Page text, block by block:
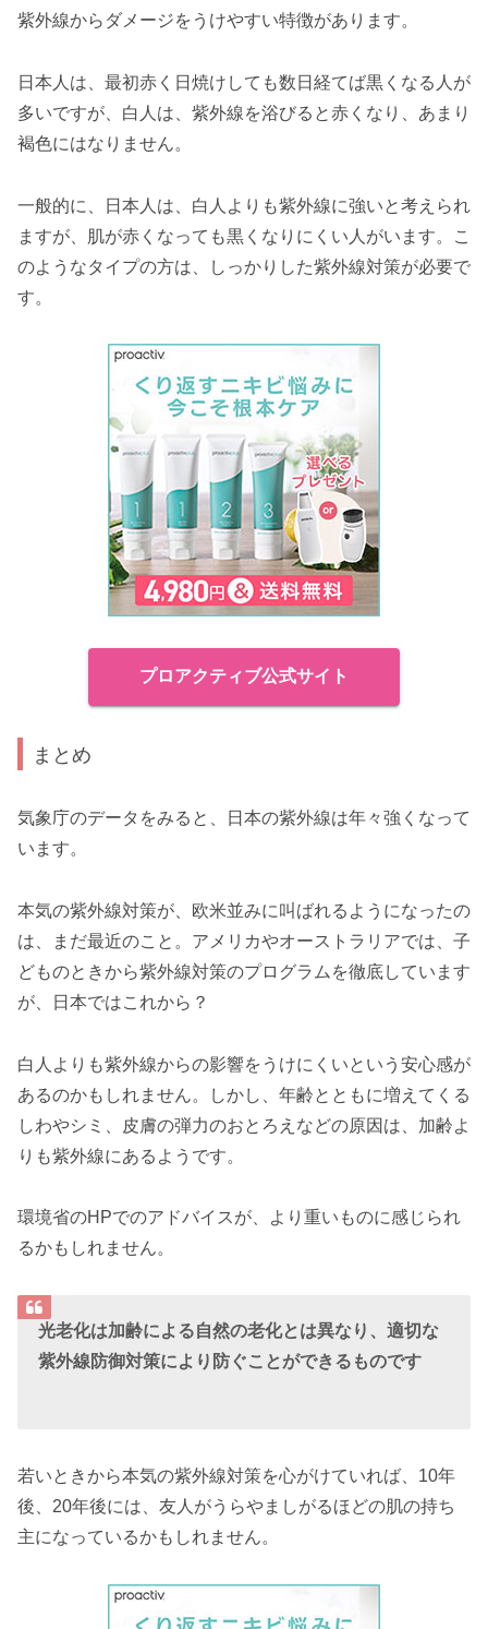
紫外線からダメージをうけやすい特徴があります。
日本人は、最初赤く日焼けしても数日経てば黒くなる人が
多いですが、白人は、紫外線を浴びると赤くなり、あまり
褐色にはなりません。
一般的に、日本人は、白人よりも紫外線に強いと考えられ
ますが、肌が赤くなっても黒くなりにくい人がいます。こ
のようなタイプの方は、しっかりした紫外線対策が必要で
す。
プロアクティブ公式サイト
まとめ
気象庁のデータをみると、日本の紫外線は年々強くなって
います。
本気の紫外線対策が、欧米並みに叫ばれるようになったの
は、まだ最近のこと。アメリカやオーストラリアでは、子
どものときから紫外線対策のプログラムを徹底しています
が、日本ではこれから？
白人よりも紫外線からの影響をうけにくいという安心感が
あるのかもしれません。しかし、年齢とともに増えてくる
しわやシミ、皮膚の弾力のおとろえなどの原因は、加齢よ
りも紫外線にあるようです。
環境省のHPでのアドバイスが、より重いものに感じられ
るかもしれません。
光老化は加齢による自然の老化とは異なり、適切な
紫外線防御対策により防ぐことができるものです
若いときから本気の紫外線対策を心がけていれば、10年
後、20年後には、友人がうらやましがるほどの肌の持ち
主になっているかもしれません。